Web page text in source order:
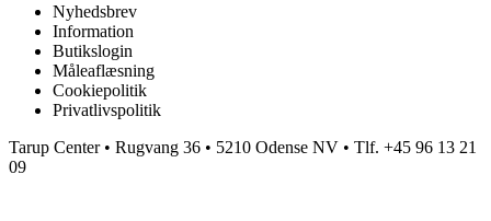
Nyhedsbrev
Information
Butikslogin
Måleaflæsning
Cookiepolitik
Privatlivspolitik
Tarup Center • Rugvang 36 • 5210 Odense NV • Tlf. +45 96 13 21
09